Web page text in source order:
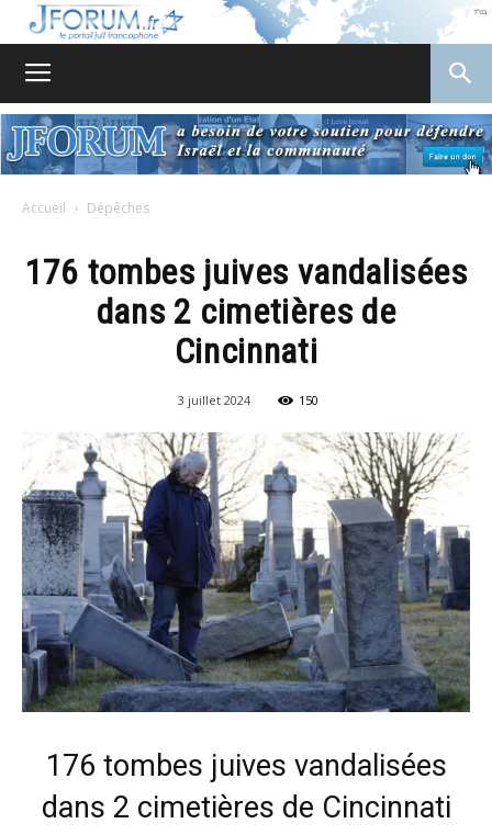
Accueil Dépêches
176 tombes juives vandalisées
dans 2 cimetières de
Cincinnati
3 juillet 2024 150
176 tombes juives vandalisées
dans 2 cimetières de Cincinnati